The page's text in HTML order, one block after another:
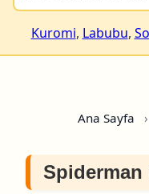
Kuromi, Labubu,
Ana Sayfa ›
Spiderman